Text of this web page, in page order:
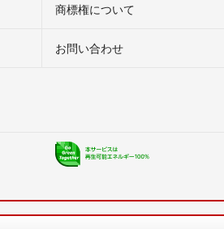
商標権について
お問い合わせ